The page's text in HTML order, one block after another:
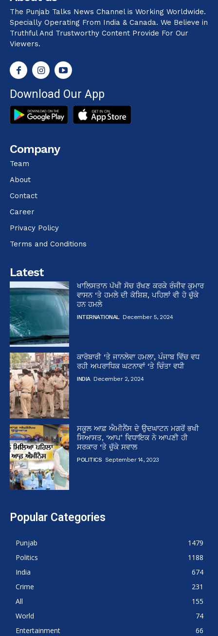
The Punjab Talks News Channel is Working Worldwide.
Specially Operating From India & Canada. We Believe in
Truthful And Trustworthy Content Provide For Our
Viewers.
Download Our App
Company
Team
About
Contact
Career
Privacy Policy
Terms and Conditions
Latest
ਖਾਲਿਸਤਾਨ ਪੱਖੀ ਸੋਚ ਰੱਖਣ ਕਰਕੇ ਰੰਜੀਵ ਕੁਮਾਰ
ਵਾਸਨ ‘ਤੇ ਹਮਲੇ ਦੀ ਕੋਸ਼ਿਸ਼, ਪਹਿਲਾਂ ਵੀ ਹੋ ਚੁੱਕੇ
ਹਨ ਹਮਲੇ
INTERNATIONAL December 5, 2024
ਕਾਰੋਬਾਰੀ ‘ਤੇ ਜਾਨਲੇਵਾ ਹਮਲਾ, ਪੰਜਾਬ ਵਿੱਚ ਵਧ
ਰਹੀ ਅਪਰਾਧਿਕ ਘਟਨਾਵਾਂ ‘ਤੇ ਚਿੰਤਾ ਵਧੀ
INDIA December 2, 2024
ਸਕੂਲ ਆਫ਼ ਐਮੀਨੈਂਸ ਦੇ ਉਦਘਾਟਨ ਮਗਰੋਂ ਭਖੀ
ਸਿਆਸਤ, ‘ਆਪ’ ਵਿਧਾਇਕ ਨੇ ਆਪਣੀ ਹੀ
ਸਰਕਾਰ ‘ਤੇ ਚੁੱਕੇ ਸਵਾਲ
POLITICS September 14, 2023
Popular Categories
Punjab
1479
Politics
1188
India
674
Crime
231
All
155
World
74
Entertainment
66